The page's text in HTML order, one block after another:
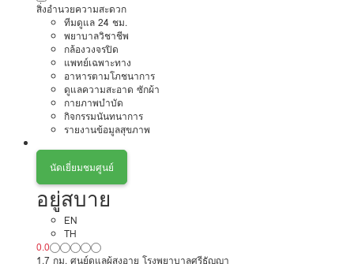
สิ่งอำนวยความสะดวก
ทีมดูแล 24 ชม.
พยาบาลวิชาชีพ
กล้องวงจรปิด
แพทย์เฉพาะทาง
อาหารตามโภชนาการ
ดูแลความสะอาด ซักผ้า
กายภาพบำบัด
กิจกรรมนันทนาการ
รายงานข้อมูลสุขภาพ
นัดเยี่ยมชมศูนย์
อยู่สบาย
EN
TH
0.0
1.7 กม. ศูนย์ดูแลผู้สูงอายุ โรงพยาบาลศรีธัญญา